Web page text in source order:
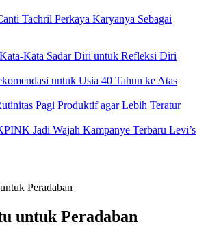
Tachril Perkaya Karyanya Sebagai
Kata Sadar Diri untuk Refleksi Diri
untuk Usia 40 Tahun ke Atas
Pagi Produktif agar Lebih Teratur
Jadi Wajah Kampanye Terbaru Levi’s
Peradaban
untuk Peradaban